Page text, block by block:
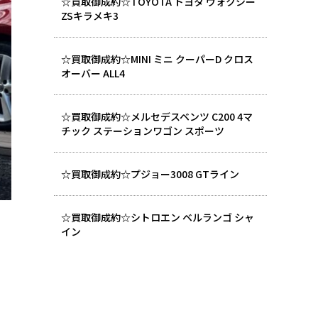
ZSキラメキ3
☆買取御成約☆MINI ミニ クーパーD クロス
オーバー ALL4
☆買取御成約☆メルセデスベンツ C200 4マ
チック ステーションワゴン スポーツ
☆買取御成約☆プジョー3008 GTライン
☆買取御成約☆シトロエン ベルランゴ シャ
イン